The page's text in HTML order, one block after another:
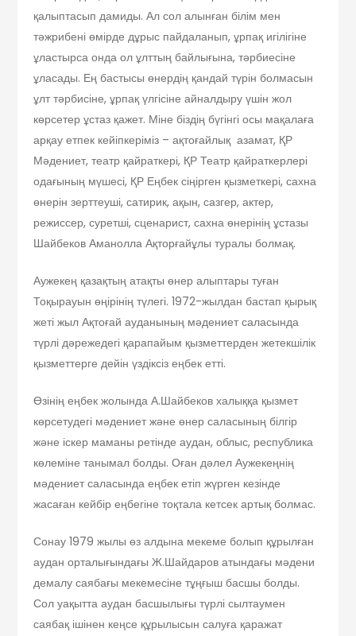
қалыптасып дамиды. Ал сол алынған білім мен
тәжрибені өмірде дұрыс пайдаланып, ұрпақ игілігіне
ұластырса онда ол ұлттың байлығына, тәрбиесіне
ұласады. Ең бастысы өнердің қандай түрін болмасын
ұлт тәрбисіне, ұрпақ үлгісіне айналдыру үшін жол
көрсетер ұстаз қажет. Міне біздің бүгінгі осы мақалаға
арқау етпек кейіпкеріміз – ақтоғайлық азамат, ҚР
Мәдениет, театр қайраткері, ҚР Театр қайраткерлері
одағының мүшесі, ҚР Еңбек сіңірген қызметкері, сахна
өнерін зерттеуші, сатирик, ақын, сазгер, актер,
режиссер, суретші, сценарист, сахна өнерінің ұстазы
Шайбеков Аманолла Ақторғайұлы туралы болмақ.
Аужекең қазақтың атақты өнер алыптары туған
Тоқырауын өңірінің түлегі. 1972-жылдан бастап қырық
жеті жыл Ақтоғай ауданының мәдениет саласында
түрлі дәрежедегі қарапайым қызметтерден жетекшілік
қызметтерге дейін үздіксіз еңбек етті.
Өзінің еңбек жолында А.Шайбеков халыққа қызмет
көрсетудегі мәдениет және өнер саласының білгір
және іскер маманы ретінде аудан, облыс, республика
көлеміне танымал болды. Оған дәлел Аужекеңнің
мәдениет саласында еңбек етіп жүрген кезінде
жасаған кейбір еңбегіне тоқтала кетсек артық болмас.
Сонау 1979 жылы өз алдына мекеме болып құрылған
аудан орталығындағы Ж.Шайдаров атындағы мәдени
демалу саябағы мекемесіне тұңғыш басшы болды.
Сол уақытта аудан басшылығы түрлі сылтаумен
саябақ ішінен кеңсе құрылысын салуға қаражат